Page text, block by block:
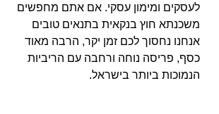
לעסקים ומימון עסקי. אם אתם מחפשים
משכנתא חוץ בנקאית בתנאים טובים
אנחנו נחסוך לכם זמן יקר, הרבה מאוד
כסף, פריסה נוחה ורחבה עם הריביות
הנמוכות ביותר בישראל.